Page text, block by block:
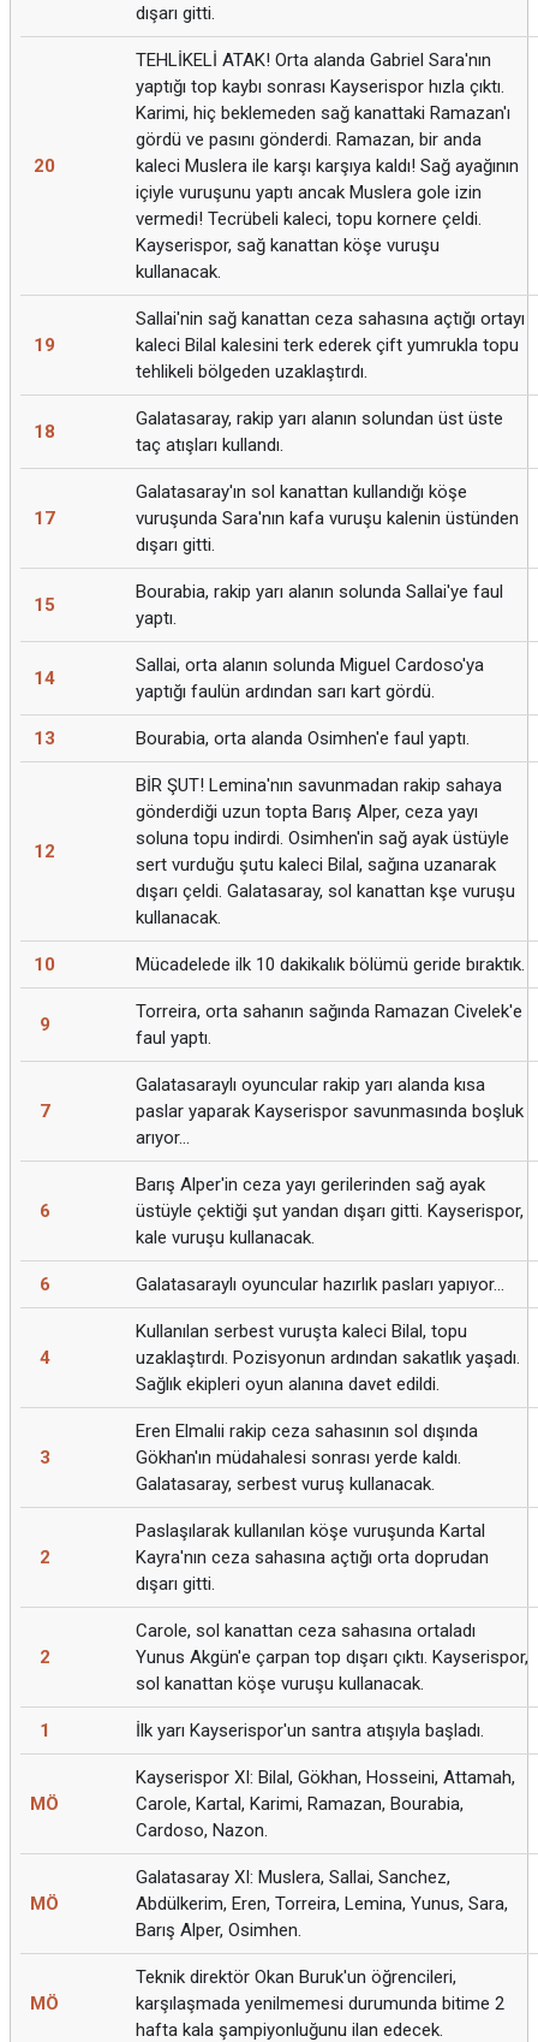
dışarı gitti.
20
TEHLİKELİ ATAK! Orta alanda Gabriel Sara'nın
yaptığı top kaybı sonrası Kayserispor hızla çıktı.
Karimi, hiç beklemeden sağ kanattaki Ramazan'ı
gördü ve pasını gönderdi. Ramazan, bir anda
kaleci Muslera ile karşı karşıya kaldı! Sağ ayağının
içiyle vuruşunu yaptı ancak Muslera gole izin
vermedi! Tecrübeli kaleci, topu kornere çeldi.
Kayserispor, sağ kanattan köşe vuruşu
kullanacak.
19
Sallai'nin sağ kanattan ceza sahasına açtığı ortayı
kaleci Bilal kalesini terk ederek çift yumrukla topu
tehlikeli bölgeden uzaklaştırdı.
18
Galatasaray, rakip yarı alanın solundan üst üste
taç atışları kullandı.
17
Galatasaray'ın sol kanattan kullandığı köşe
vuruşunda Sara'nın kafa vuruşu kalenin üstünden
dışarı gitti.
15
Bourabia, rakip yarı alanın solunda Sallai'ye faul
yaptı.
14
Sallai, orta alanın solunda Miguel Cardoso'ya
yaptığı faulün ardından sarı kart gördü.
13 Bourabia, orta alanda Osimhen'e faul yaptı.
12
BİR ŞUT! Lemina'nın savunmadan rakip sahaya
gönderdiği uzun topta Barış Alper, ceza yayı
soluna topu indirdi. Osimhen'in sağ ayak üstüyle
sert vurduğu şutu kaleci Bilal, sağına uzanarak
dışarı çeldi. Galatasaray, sol kanattan kşe vuruşu
kullanacak.
10 Mücadelede ilk 10 dakikalık bölümü geride bıraktık.
9
Torreira, orta sahanın sağında Ramazan Civelek'e
faul yaptı.
7
Galatasaraylı oyuncular rakip yarı alanda kısa
paslar yaparak Kayserispor savunmasında boşluk
arıyor...
6
Barış Alper'in ceza yayı gerilerinden sağ ayak
üstüyle çektiği şut yandan dışarı gitti. Kayserispor,
kale vuruşu kullanacak.
6 Galatasaraylı oyuncular hazırlık pasları yapıyor...
4
Kullanılan serbest vuruşta kaleci Bilal, topu
uzaklaştırdı. Pozisyonun ardından sakatlık yaşadı.
Sağlık ekipleri oyun alanına davet edildi.
3
Eren Elmalıi rakip ceza sahasının sol dışında
Gökhan'ın müdahalesi sonrası yerde kaldı.
Galatasaray, serbest vuruş kullanacak.
2
Paslaşılarak kullanılan köşe vuruşunda Kartal
Kayra'nın ceza sahasına açtığı orta doprudan
dışarı gitti.
2
Carole, sol kanattan ceza sahasına ortaladı
Yunus Akgün'e çarpan top dışarı çıktı. Kayserispor,
sol kanattan köşe vuruşu kullanacak.
1 İlk yarı Kayserispor'un santra atışıyla başladı.
MÖ
Kayserispor XI: Bilal, Gökhan, Hosseini, Attamah,
Carole, Kartal, Karimi, Ramazan, Bourabia,
Cardoso, Nazon.
MÖ
Galatasaray XI: Muslera, Sallai, Sanchez,
Abdülkerim, Eren, Torreira, Lemina, Yunus, Sara,
Barış Alper, Osimhen.
MÖ
Teknik direktör Okan Buruk'un öğrencileri,
karşılaşmada yenilmemesi durumunda bitime 2
hafta kala şampiyonluğunu ilan edecek.